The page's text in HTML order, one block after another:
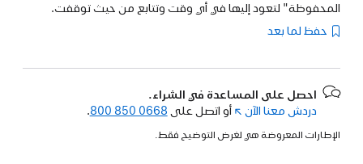
المحفوظة" لتعود إليها في أي وقت وتتابع من حيث توقفت.
حفظ لما بعد
احصل على المساعدة في الشراء.
دردش معنا الآن (فتح
نافذة
أو اتصل على 800 850 0668
.
الإطارات المعروضة هي لغرض التوضيح فقط.